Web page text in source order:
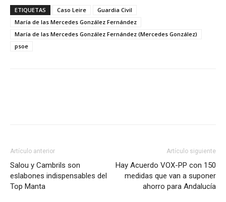
ETIQUETAS Caso Leire
Guardia Civil
María de las Mercedes González Fernández
María de las Mercedes González Fernández (Mercedes González)
psoe
Artículo anterior
Salou y Cambrils son
eslabones indispensables del
Top Manta
Artículo siguiente
Hay Acuerdo VOX-PP con 150
medidas que van a suponer
ahorro para Andalucía